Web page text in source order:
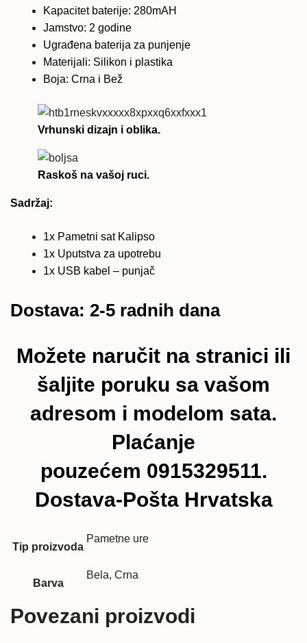
Kapacitet baterije: 280mAH
Jamstvo: 2 godine
Ugrađena baterija za punjenje
Materijali: Silikon i plastika
Boja: Crna i Bež
Vrhunski dizajn i oblika.
Raskoš na vašoj ruci.
Sadržaj:
1x Pametni sat Kalipso
1x Uputstva za upotrebu
1x USB kabel – punjač
Dostava: 2-5 radnih dana
Možete naručit na stranici ili
šaljite poruku sa vašom
adresom i modelom sata.
Plaćanje
pouzećem 0915329511.
Dostava-Pošta Hrvatska
Tip proizvoda
Pametne ure
Barva
Bela, Crna
Povezani proizvodi